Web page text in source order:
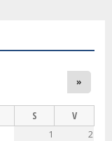
»
S V
1
2